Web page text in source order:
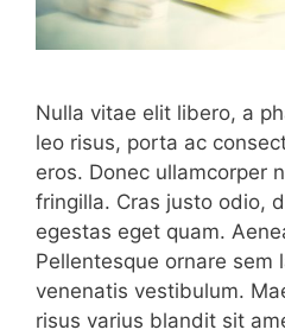
Nulla vitae elit libero, a
leo risus, porta ac
eros. Donec ullamcorper
fringilla. Cras justo odio,
egestas eget quam.
Pellentesque ornare sem
venenatis vestibulum.
risus varius blandit sit